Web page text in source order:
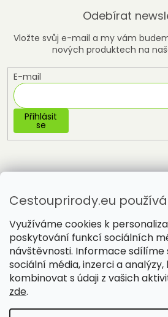
Cestouprirody.eu
Využíváme cookies k
poskytování funkcí sociálních
návštěvnosti. Informace
sociální média, inzerci a
kombinovat s údaji z vašich
zde.
Odebírat
Vložte svůj e-mail a my vám
nových produktech na
E-mail
Přihlásit
se
Vytvořil
Copyright 2026